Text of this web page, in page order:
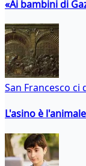
«Ai bambini di
San Francesco ci
L'asino è